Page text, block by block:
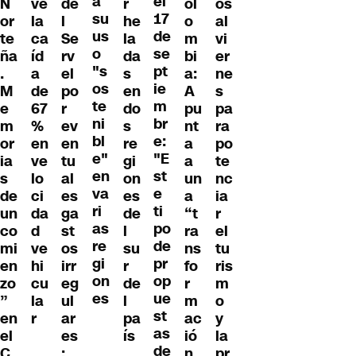
or
te
ña
.
M
e
m
or
ia
s
de
un
co
mi
en
zo
”
en
el
la
ca
íd
a
de
67
%
en
ve
lo
ci
da
d
ve
hi
cu
la
r
l
Se
rv
el
po
r
ev
en
tu
al
es
ga
st
os
irr
eg
ul
ar
es
su
us
o
"s
os
te
ni
bl
e"
en
va
ri
as
re
gi
on
es
he
la
da
s
en
do
s
re
gi
on
es
de
l
su
r
de
l
pa
ís
17
de
se
pt
ie
m
br
e:
"E
st
e
ti
po
de
pr
op
ue
st
as
de
o
m
bi
a:
A
pu
nt
a
a
un
a
“t
ra
ns
fo
r
m
ac
ió
al
vi
er
ne
s
pa
ra
po
te
nc
ia
r
el
tu
ris
m
o
y
la